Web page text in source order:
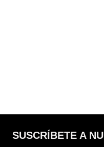
SUSCRÍBETE A